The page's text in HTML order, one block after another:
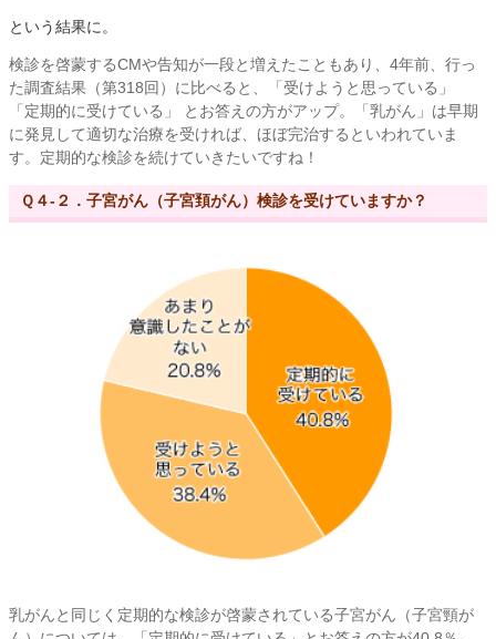
という結果に。
検診を啓蒙するCMや告知が一段と増えたこともあり、4年前、行っ
た調査結果（第318回）に比べると、「受けようと思っている」
「定期的に受けている」 とお答えの方がアップ。「乳がん」は早期
に発見して適切な治療を受ければ、ほぼ完治するといわれていま
す。定期的な検診を続けていきたいですね！
Ｑ４-２．子宮がん（子宮頚がん）検診を受けていますか？
乳がんと同じく定期的な検診が啓蒙されている子宮がん（子宮頸が